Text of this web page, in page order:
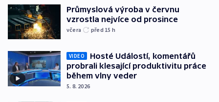
Průmyslová výroba v červnu
vzrostla nejvíce od prosince
včera před 15 h
VIDEO
Hosté Událostí, komentářů
probrali klesající produktivitu práce
během vlny veder
5. 8. 2026